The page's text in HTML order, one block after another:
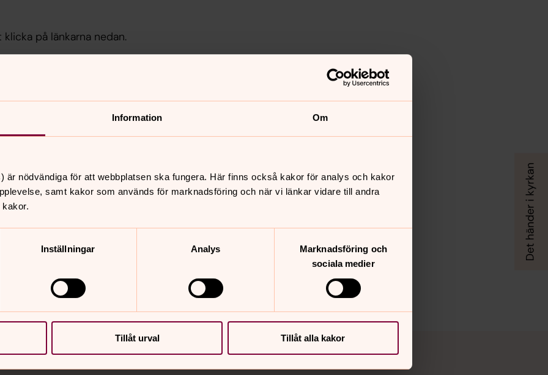
Information Om
är nödvändiga för att webbplatsen ska fungera. Här finns också kakor för analys och kakor
samt kakor som används för marknadsföring och när vi länkar vidare till andra
Inställningar Analys
Marknadsföring och
sociala medier
Tillåt urval Tillåt alla kakor
på länkarna nedan.